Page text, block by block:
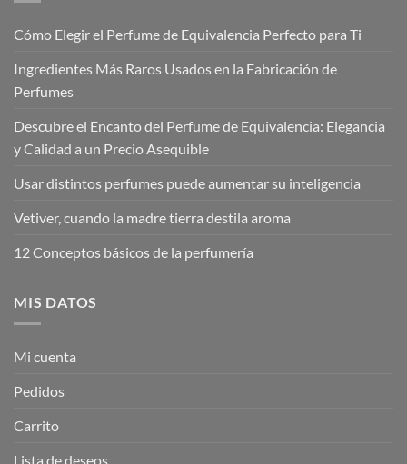
Cómo Elegir el Perfume de Equivalencia Perfecto para Ti
Ingredientes Más Raros Usados en la Fabricación de
Perfumes
Descubre el Encanto del Perfume de Equivalencia: Elegancia
y Calidad a un Precio Asequible
Usar distintos perfumes puede aumentar su inteligencia
Vetiver, cuando la madre tierra destila aroma
12 Conceptos básicos de la perfumería
MIS DATOS
Mi cuenta
Pedidos
Carrito
Lista de deseos